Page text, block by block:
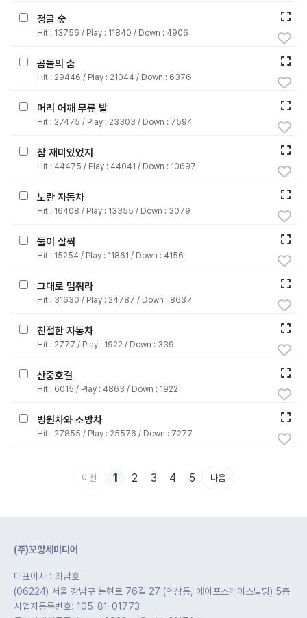
료
체
지
구성
세 보
스마
트프
통신
적응
프로
문제
행동
정글 숲
Hit : 13756 / Play : 11840 / Down : 4906
곰들의 춤
Hit : 29446 / Play : 21044 / Down : 6376
머리 어깨 무릎 발
Hit : 27475 / Play : 23303 / Down : 7594
참 재미있었지
Hit : 44475 / Play : 44041 / Down : 10697
노란 자동차
Hit : 16408 / Play : 13355 / Down : 3079
둘이 살짝
Hit : 15254 / Play : 11861 / Down : 4156
그대로 멈춰라
Hit : 31630 / Play : 24787 / Down : 8637
친절한 자동차
Hit : 2777 / Play : 1922 / Down : 339
산중호걸
Hit : 6015 / Play : 4863 / Down : 1922
병원차와 소방차
Hit : 27855 / Play : 25576 / Down : 7277
이전 1 2 3 4 5 다음
(주)꼬망세미디어
대표이사 : 최남호
(06224) 서울 강남구 논현로 76길 27 (역삼동, 에이포스페이스빌딩) 5층
사업자등록번호: 105-81-01773